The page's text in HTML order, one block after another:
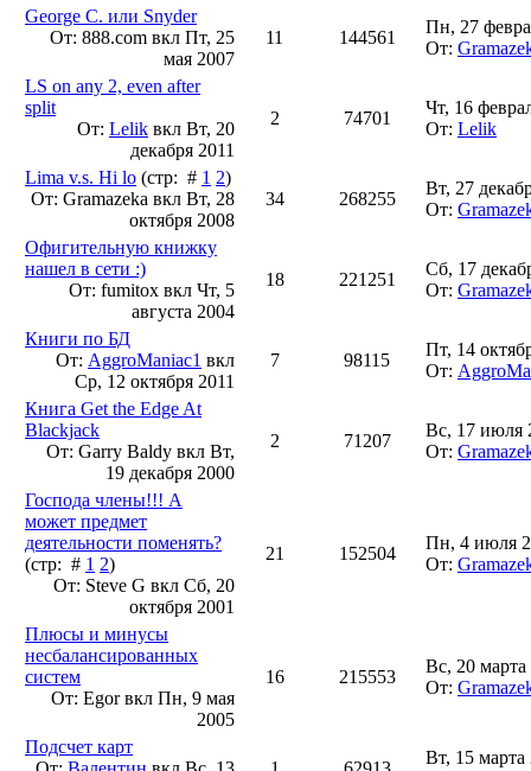
George C. или Snyder
От: 888.com вкл Пт, 25
мая 2007
11 144561
Пн, 27
От:
LS on any 2, even after
split
От: Lelik вкл Вт, 20
декабря 2011
2 74701
Чт, 16
От: Lelik
Lima v.s. Hi lo (стр: # 1 2)
От: Gramazeka вкл Вт, 28
октября 2008
34 268255
Вт, 27
От:
Офигительную книжку
нашел в сети :)
От: fumitox вкл Чт, 5
августа 2004
18 221251
Сб, 17
От:
Книги по БД
От: AggroManiac1 вкл
Ср, 12 октября 2011
7 98115
Пт, 14
От:
Книга Get the Edge At
Blackjack
От: Garry Baldy вкл Вт,
19 декабря 2000
2 71207
Вс, 17 июля
От:
Господа члены!!! А
может предмет
деятельности поменять?
(стр: # 1 2)
От: Steve G вкл Сб, 20
октября 2001
21 152504
Пн, 4 июля
От:
Плюсы и минусы
несбалансированных
систем
От: Egor вкл Пн, 9 мая
2005
16 215553
Вс, 20 марта
От:
Подсчет карт
Вт, 15 марта